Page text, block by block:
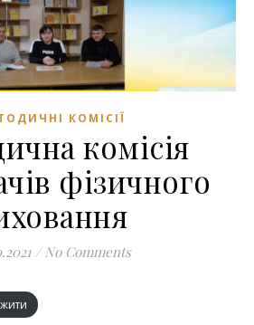
КОМІСІЇ
комісія
фізичного
/ No Comments